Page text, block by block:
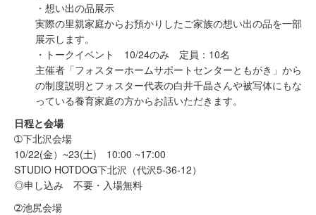
・想い出の品展示
実際の里親家庭からお預かりしたご家族の想い出の品を一部
展示します。
・トークイベント 10/24のみ 定員：10名
主催者「フォスターホームサポートセンターともがき」から
の制度説明とフォスター代表の白井千晶さんや被写体にもな
っている養育家庭の方からお話いただきます。
日程と会場
➀下北沢会場
10/22(金）~23(土) 10:00 ~17:00
STUDIO HOTDOG下北沢（代沢5-36-12）
◎申し込み 不要・入場無料
➁池尻会場